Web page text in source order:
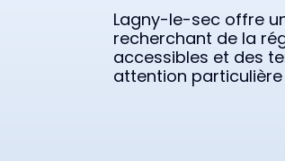
Lagny-le-sec offre
recherchant de la
accessibles et des
attention particulière